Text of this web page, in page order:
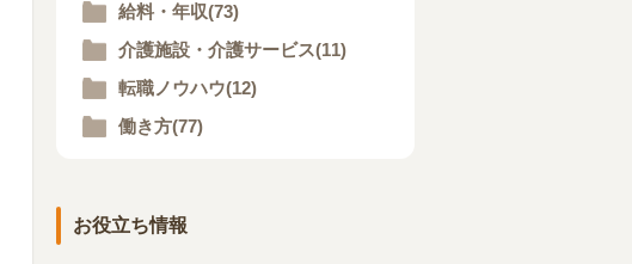
給料・年収(73)
介護施設・介護サービス(11)
転職ノウハウ(12)
働き方(77)
お役立ち情報